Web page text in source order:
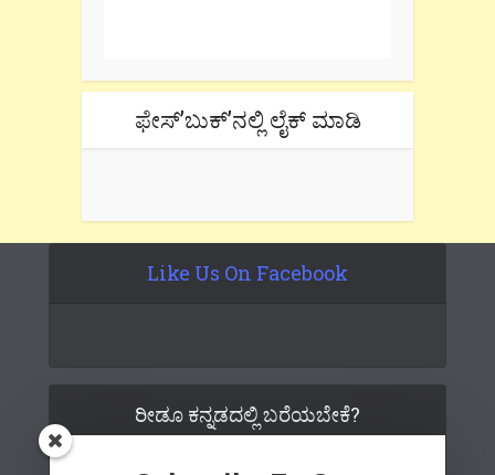
ಫೇಸ್’ಬುಕ್’ನಲ್ಲಿ ಲೈಕ್ ಮಾಡಿ
Like Us On Facebook
ರೀಡೂ ಕನ್ನಡದಲ್ಲಿ ಬರೆಯಬೇಕೆ?